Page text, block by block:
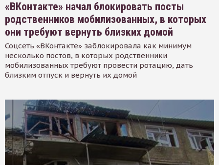
«ВКонтакте» начал блокировать посты
родственников мобилизованных, в которых
они требуют вернуть близких домой
Соцсеть «ВКонтакте» заблокировала как минимум
несколько постов, в которых родственники
мобилизованных требуют провести ротацию, дать
близким отпуск и вернуть их домой